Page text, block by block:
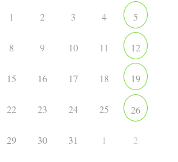
1 2 3 4 5
8 9 10 11 12
15 16 17 18 19
22 23 24 25 26
29 30 31 1 2